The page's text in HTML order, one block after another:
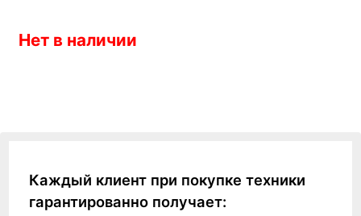
Нет в наличии
Каждый клиент при покупке техники
гарантированно получает: